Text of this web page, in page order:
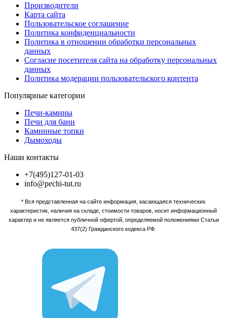
Производители
Карта сайта
Пользовательское соглашение
Политика конфиденциальности
Политика в отношении обработки персональных
данных
Согласие посетителя сайта на обработку персональных
данных
Политика модерации пользовательского контента
Популярные категории
Печи-камины
Печи для бани
Каминные топки
Дымоходы
Наши контакты
+7(495)127-01-03
info@pechi-tut.ru
* Вся представленная на сайте информация, касающаяся технических
характеристик, наличия на складе, стоимости товаров, носит информационный
характер и не является публичной офертой, определяемой положениями Статьи
437(2) Гражданского кодекса РФ.